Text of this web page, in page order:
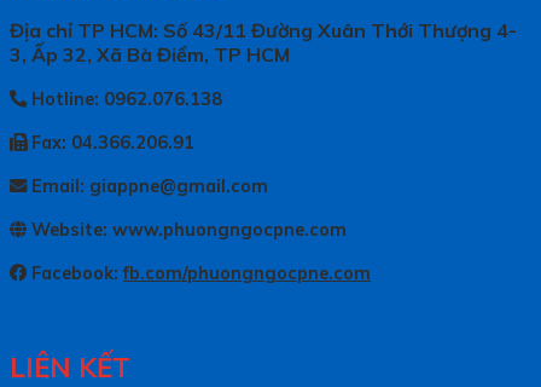
Địa chỉ TP HCM: Số 43/11 Đường Xuân Thới Thượng 4-
3, Ấp 32, Xã Bà Điểm, TP HCM
Hotline: 0962.076.138
Fax: 04.366.206.91
Email: giappne@gmail.com
Website: www.phuongngocpne.com
Facebook:fb.com/phuongngocpne.com
LIÊN KẾT